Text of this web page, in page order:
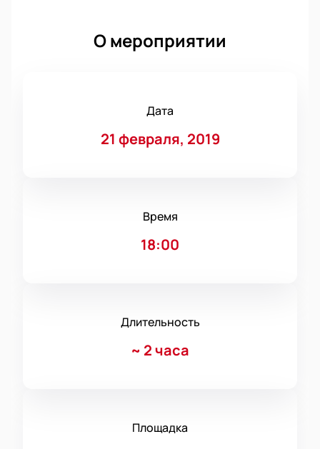
О мероприятии
Дата
21 февраля, 2019
Время
18:00
Длительность
~ 2 часа
Площадка